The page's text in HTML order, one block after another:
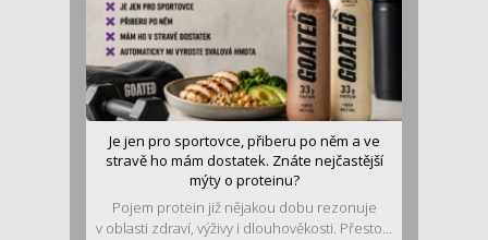
Je jen pro sportovce, přiberu po něm a ve
stravě ho mám dostatek. Znáte nejčastější
mýty o proteinu?
Pojem protein již nějakou dobu rezonuje
v oblasti zdraví, výživy i dlouhověkosti. Přesto...